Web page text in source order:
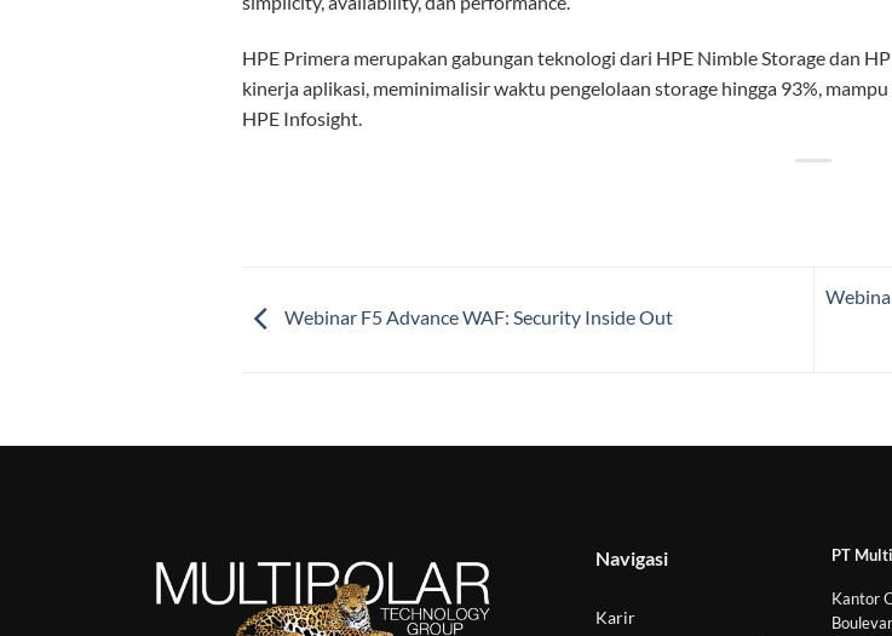
HPE Primera merupakan gabungan teknologi dari HPE Nimble Storage dan
kinerja aplikasi, meminimalisir waktu pengelolaan storage hingga 93%,
HPE Infosight.
Webinar F5 Advance WAF: Security Inside Out
Navigasi
Karir
PT
Kantor